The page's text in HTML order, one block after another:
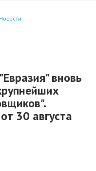
Новости
вновь
30 августа